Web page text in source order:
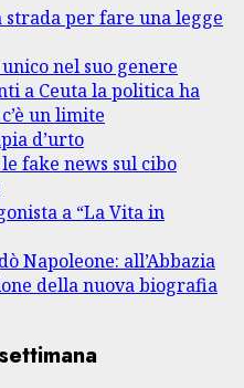
per fare una legge
nel suo genere
a Ceuta la politica ha
un limite
d’urto
fake news sul cibo
a “La Vita in
Napoleone: all’Abbazia
della nuova biografia